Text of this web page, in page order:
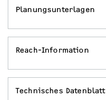
Planungsunterlagen
Reach-Information
Technisches Datenblatt